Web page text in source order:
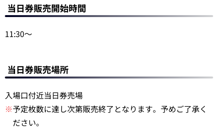
当日券販売開始時間
11:30～
当日券販売場所
入場口付近当日券売場
※予定枚数に達し次第販売終了となります。予めご了承く
ださい。